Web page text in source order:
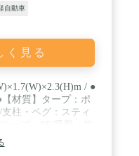
自動車
く見る
/ ●
材質】タープ：ポ
柱・ペグ：スティ
ープ本体…1枚/支柱
セット/ペグ…４本/